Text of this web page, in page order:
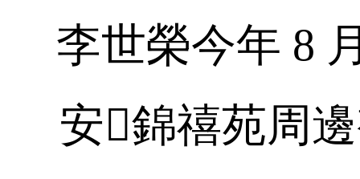
李世榮今年 8
安錦禧苑周